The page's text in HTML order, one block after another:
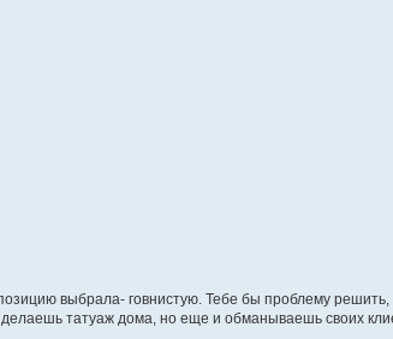
выбрала- говнистую. Тебе бы проблему решить,
татуаж дома, но еще и обманываешь своих